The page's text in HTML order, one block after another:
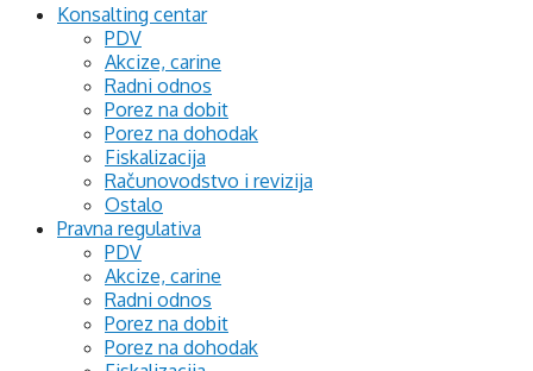
Konsalting centar
PDV
Akcize, carine
Radni odnos
Porez na dobit
Porez na dohodak
Fiskalizacija
Računovodstvo i revizija
Ostalo
Pravna regulativa
PDV
Akcize, carine
Radni odnos
Porez na dobit
Porez na dohodak